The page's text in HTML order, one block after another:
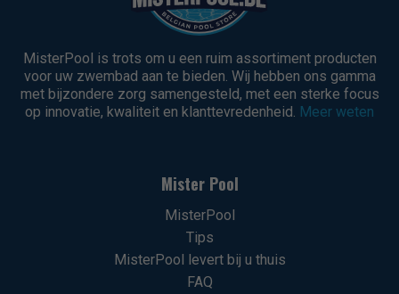
MisterPool is trots om u een ruim assortiment producten
voor uw zwembad aan te bieden. Wij hebben ons gamma
met bijzondere zorg samengesteld, met een sterke focus
op innovatie, kwaliteit en klanttevredenheid. Meer weten
Mister Pool
MisterPool
Tips
MisterPool levert bij u thuis
FAQ